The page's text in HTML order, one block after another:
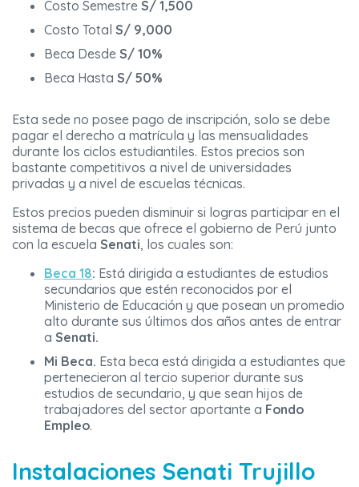
Costo Semestre S/ 1,500
Costo Total S/ 9,000
Beca Desde S/ 10%
Beca Hasta S/ 50%
Esta sede no posee pago de inscripción, solo se debe
pagar el derecho a matrícula y las mensualidades
durante los ciclos estudiantiles. Estos precios son
bastante competitivos a nivel de universidades
privadas y a nivel de escuelas técnicas.
Estos precios pueden disminuir si logras participar en el
sistema de becas que ofrece el gobierno de Perú junto
con la escuela Senati, los cuales son:
Beca 18: Está dirigida a estudiantes de estudios
secundarios que estén reconocidos por el
Ministerio de Educación y que posean un promedio
alto durante sus últimos dos años antes de entrar
a Senati.
Mi Beca. Esta beca está dirigida a estudiantes que
pertenecieron al tercio superior durante sus
estudios de secundario, y que sean hijos de
trabajadores del sector aportante a Fondo
Empleo.
Instalaciones Senati Trujillo